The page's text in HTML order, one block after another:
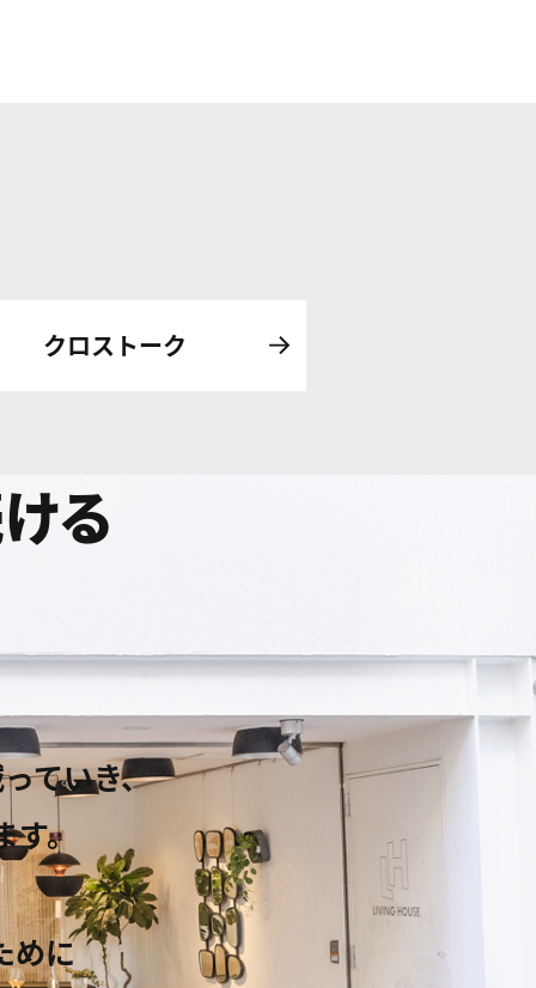
クロストーク
る
ていき、
。
めに